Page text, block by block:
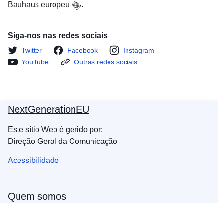
Bauhaus europeu
.
Siga-nos nas redes sociais
Twitter Facebook
Instagram
YouTube
Outras redes sociais
NextGenerationEU
Este sítio Web é gerido por:
Direção-Geral da Comunicação
Acessibilidade
Quem somos